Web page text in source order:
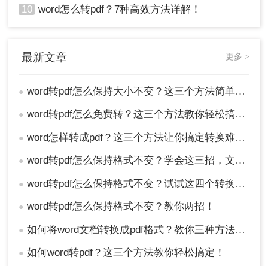
10 word怎么转pdf？7种高效方法详解！
最新文章 更多 >
● word转pdf怎么保持大小不变？这三个方法简单搞定！
● word转pdf怎么免费转？这三个方法教你轻松搞定！
● word怎样转成pdf？这三个方法让你搞定转换难题！
● word转pdf怎么保持格式不变？学会这三招，文件排版不用愁！
● word转pdf怎么保持格式不变？试试这四个转换方法！
● word转pdf怎么保持格式不变？教你两招！
● 如何将word文档转换成pdf格式？教你三种方法，轻松搞定！
● 如何word转pdf？这三个方法教你轻松搞定！